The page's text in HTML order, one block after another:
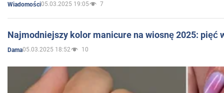
Wiadomości05.03.2025 19:05 7
Najmodniejszy kolor manicure na wiosnę 2025: pięć
Dama05.03.2025 18:52 10